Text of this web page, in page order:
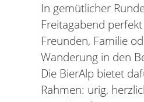
In gemütlicher
Freitagabend perfekt
Freunden, Familie
Wanderung in den
Die BierAlp bietet
Rahmen: urig,